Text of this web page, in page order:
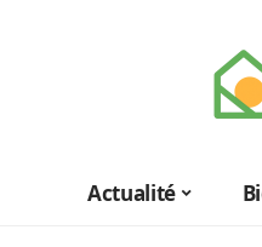
Actualité